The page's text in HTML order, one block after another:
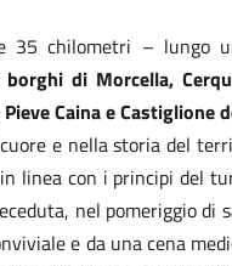
35 chilometri – lungo
di Morcella,
Caina e Castiglione
e nella storia del
linea con i principi del
nel pomeriggio di
e da una cena